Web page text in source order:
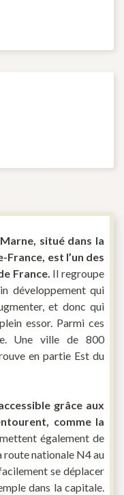
situé dans la
est l’un des
France. Il regroupe
développement qui
et donc qui
essor. Parmi ces
Une ville de 800
en partie Est du
grâce aux
comme la
également de
route nationale N4 au
se déplacer
dans la capitale.